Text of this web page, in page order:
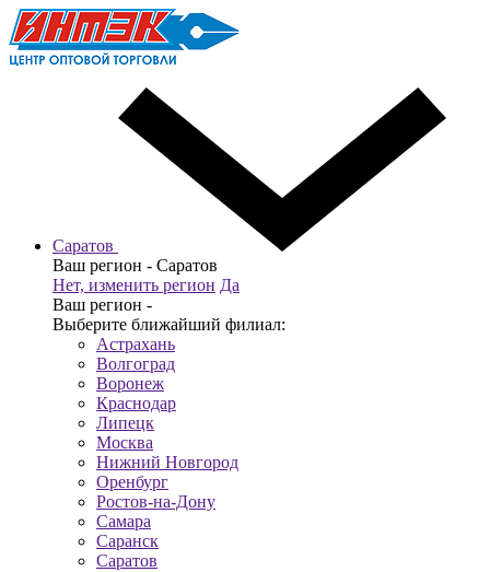
Саратов
Ваш регион - Саратов
Нет, изменить регион Да
Ваш регион -
Выберите ближайший филиал:
Астрахань
Волгоград
Воронеж
Краснодар
Липецк
Москва
Нижний Новгород
Оренбург
Ростов-на-Дону
Самара
Саранск
Саратов